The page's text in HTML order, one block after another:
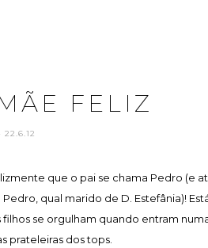
FELIZ
22.6.12
que o pai se chama Pedro (e
qual marido de D. Estefânia)!
se orgulham quando entram
prateleiras dos tops.